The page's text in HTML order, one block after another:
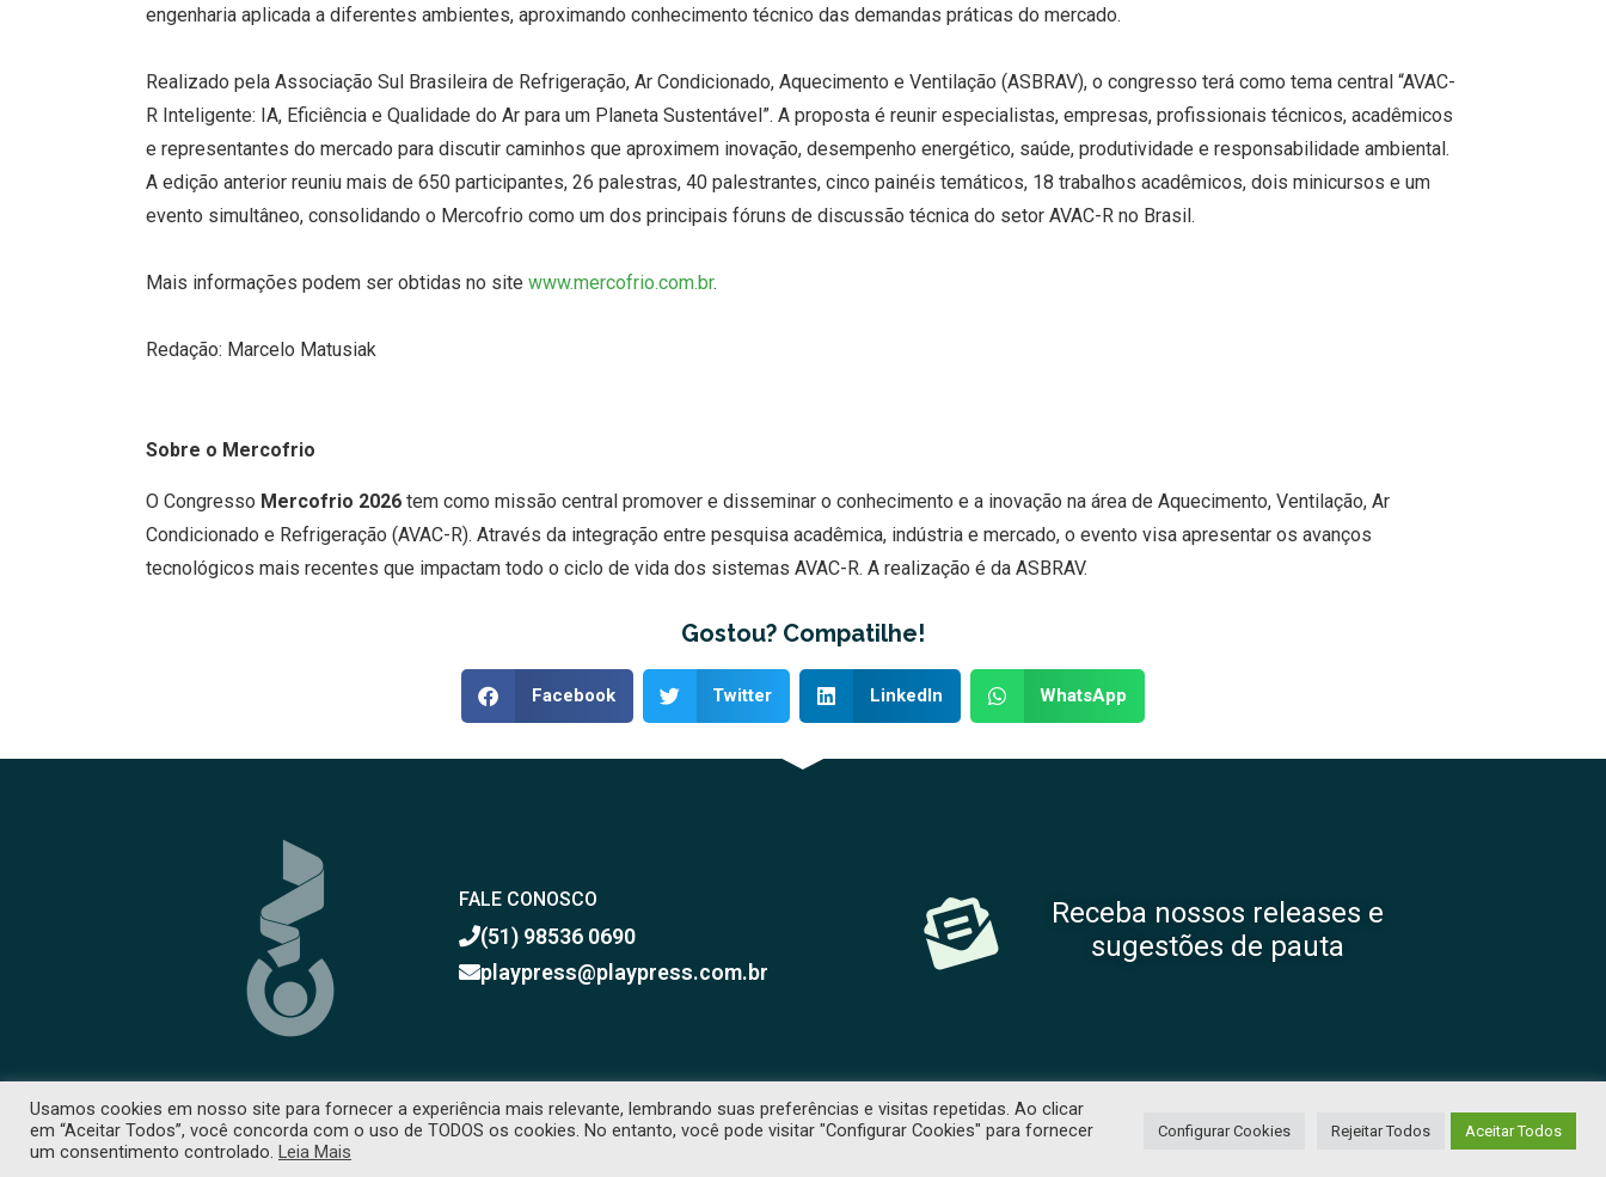
engenharia aplicada a diferentes ambientes, aproximando conhecimento técnico das demandas práticas do mercado.
Realizado pela Associação Sul Brasileira de Refrigeração, Ar Condicionado, Aquecimento e Ventilação (ASBRAV), o congresso terá como tema central “AVAC-
R Inteligente: IA, Eficiência e Qualidade do Ar para um Planeta Sustentável”. A proposta é reunir especialistas, empresas, profissionais técnicos, acadêmicos
e representantes do mercado para discutir caminhos que aproximem inovação, desempenho energético, saúde, produtividade e responsabilidade ambiental.
A edição anterior reuniu mais de 650 participantes, 26 palestras, 40 palestrantes, cinco painéis temáticos, 18 trabalhos acadêmicos, dois minicursos e um
evento simultâneo, consolidando o Mercofrio como um dos principais fóruns de discussão técnica do setor AVAC-R no Brasil.
Mais informações podem ser obtidas no site www.mercofrio.com.br.
Redação: Marcelo Matusiak
Sobre o Mercofrio
O Congresso Mercofrio 2026 tem como missão central promover e disseminar o conhecimento e a inovação na área de Aquecimento, Ventilação, Ar
Condicionado e Refrigeração (AVAC-R). Através da integração entre pesquisa acadêmica, indústria e mercado, o evento visa apresentar os avanços
tecnológicos mais recentes que impactam todo o ciclo de vida dos sistemas AVAC-R. A realização é da ASBRAV.
Gostou? Compatilhe!
Facebook Twitter LinkedIn WhatsApp
FALE CONOSCO
(51) 98536 0690
playpress@playpress.com.br
Receba nossos releases e
sugestões de pauta
COPYRIGHT 2026 © TODOS OS DIREITOS RESERVADOS. PROIBIDA CÓPIA SEM PRÉVIA AUTORIZAÇÃO. -
Usamos cookies em nosso site para fornecer a experiência mais relevante, lembrando suas preferências e visitas repetidas. Ao clicar
em “Aceitar Todos”, você concorda com o uso de TODOS os cookies. No entanto, você pode visitar "Configurar Cookies" para fornecer
um consentimento controlado. Leia Mais
Configurar Cookies Rejeitar Todos Aceitar Todos